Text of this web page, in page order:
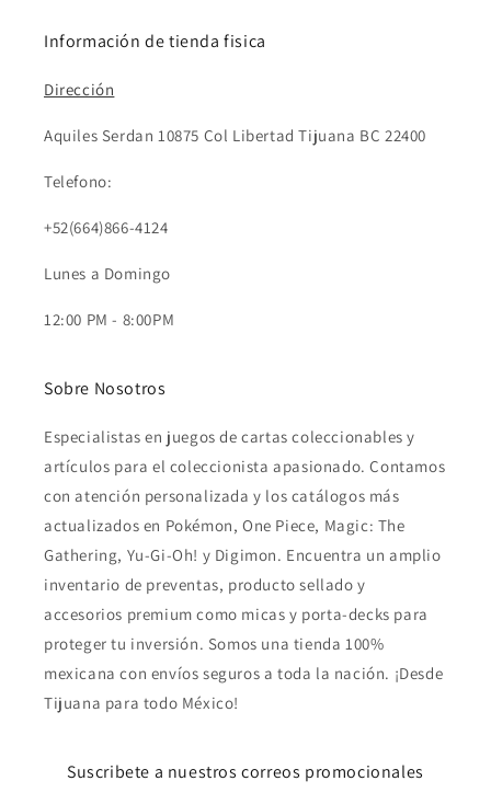
Información de tienda fisica
Dirección
Aquiles Serdan 10875 Col Libertad Tijuana BC 22400
Telefono:
+52(664)866-4124
Lunes a Domingo
12:00 PM - 8:00PM
Sobre Nosotros
Especialistas en juegos de cartas coleccionables y
artículos para el coleccionista apasionado. Contamos
con atención personalizada y los catálogos más
actualizados en Pokémon, One Piece, Magic: The
Gathering, Yu-Gi-Oh! y Digimon. Encuentra un amplio
inventario de preventas, producto sellado y
accesorios premium como micas y porta-decks para
proteger tu inversión. Somos una tienda 100%
mexicana con envíos seguros a toda la nación. ¡Desde
Tijuana para todo México!
Suscribete a nuestros correos promocionales